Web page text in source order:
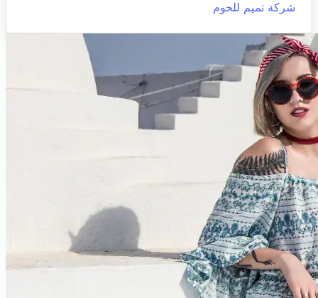
شركة تميم للحوم